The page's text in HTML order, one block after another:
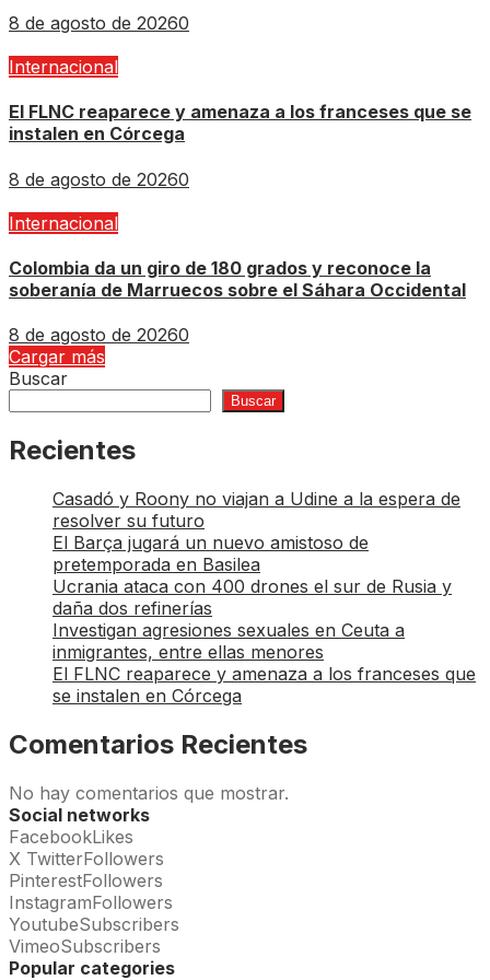
8 de agosto de 20260
Internacional
El FLNC reaparece y amenaza a los franceses que se
instalen en Córcega
8 de agosto de 20260
Internacional
Colombia da un giro de 180 grados y reconoce la
soberanía de Marruecos sobre el Sáhara Occidental
8 de agosto de 20260
Cargar más
Buscar
Buscar
Recientes
Casadó y Roony no viajan a Udine a la espera de
resolver su futuro
El Barça jugará un nuevo amistoso de
pretemporada en Basilea
Ucrania ataca con 400 drones el sur de Rusia y
daña dos refinerías
Investigan agresiones sexuales en Ceuta a
inmigrantes, entre ellas menores
El FLNC reaparece y amenaza a los franceses que
se instalen en Córcega
Comentarios Recientes
No hay comentarios que mostrar.
Social networks
FacebookLikes
X TwitterFollowers
PinterestFollowers
InstagramFollowers
YoutubeSubscribers
VimeoSubscribers
Popular categories